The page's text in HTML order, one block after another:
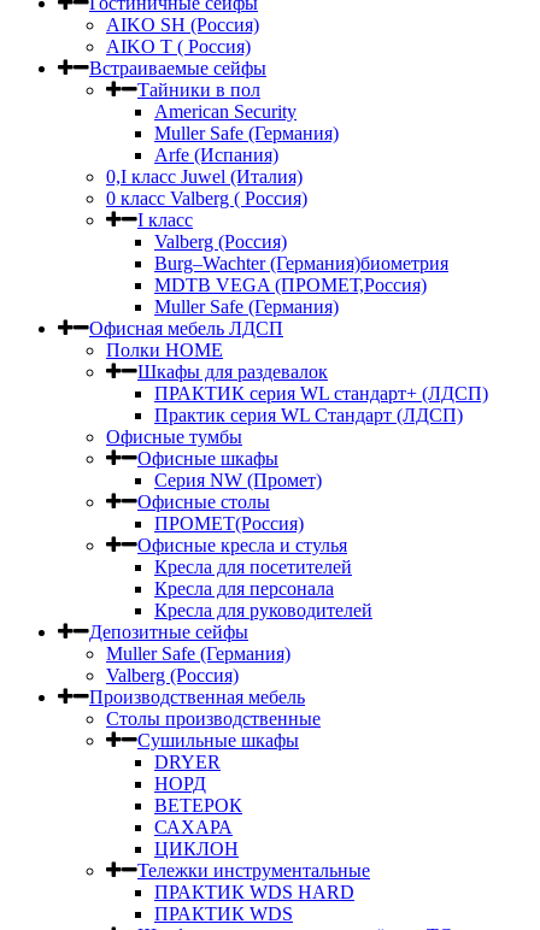
AIKO SH (Россия)
AIKO Т ( Россия)
Встраиваемые сейфы
Тайники в пол
American Security
Muller Safe (Германия)
Arfe (Испания)
0,I класс Juwel (Италия)
0 класс Valberg ( Россия)
I класс
Valberg (Россия)
Burg–Wachter (Германия)биометрия
MDTB VEGA (ПРОМЕТ,Россия)
Muller Safe (Германия)
Офисная мебель ЛДСП
Полки HOME
Шкафы для раздевалок
ПРАКТИК серия WL стандарт+ (ЛДСП)
Практик серия WL Стандарт (ЛДСП)
Офисные тумбы
Офисные шкафы
Серия NW (Промет)
Офисные столы
ПРОМЕТ(Россия)
Офисные кресла и стулья
Кресла для посетителей
Кресла для персонала
Кресла для руководителей
Депозитные сейфы
Muller Safe (Германия)
Valberg (Россия)
Производственная мебель
Столы производственные
Сушильные шкафы
DRYER
НОРД
ВЕТЕРОК
САХАРА
ЦИКЛОН
Тележки инструментальные
ПРАКТИК WDS HARD
ПРАКТИК WDS